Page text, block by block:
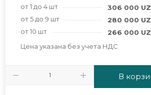
от 1 до 4 шт 306 000
от 5 до 9 шт
280 000
от 10 шт
266 000
Цена указана без учета НДС
В